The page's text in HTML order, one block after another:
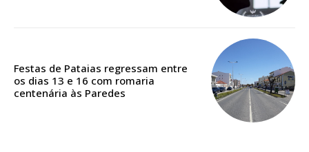
Escolha o plano
Festas de Pataias regressam entre
os dias 13 e 16 com romaria
centenária às Paredes